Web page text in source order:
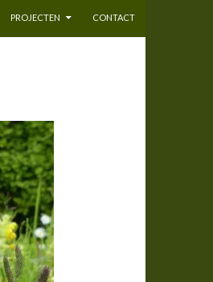
PROJECTEN CONTACT